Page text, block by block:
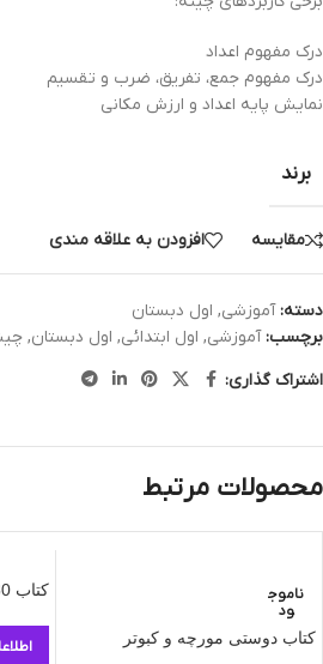
درک مفهوم اعداد
درک مفهوم جمع، تفریق، ضرب و تقسیم
نمایش پایه اعداد و ارزش مکانی
برند
مقایسه افزودن به علاقه مندی
دسته: آموزشی, اول دبستان
برچسب: آموزشی, اول ابتدائی, اول دبستان,
اشتراک گذاری:
محصولات مرتبط
ناموج
ود
کتاب دوستی مورچه و کبوتر
کتاب 30 قصه 30 شب-5